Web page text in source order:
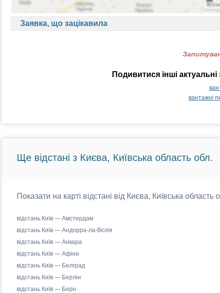
Заявка, що зацікавила
Подивитися інші
вантажні
Ще відстані з Києва, Київська область обл.
Показати на карті відстані від Києва, Київська
відстань Київ — Амстердам
відстань Київ — Андорра-ла-Вєлія
відстань Київ — Анкара
відстань Київ — Афіни
відстань Київ — Белград
відстань Київ — Берлін
відстань Київ — Берн